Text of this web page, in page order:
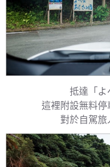
抵達「よ
這裡附設無料停
對於自駕旅